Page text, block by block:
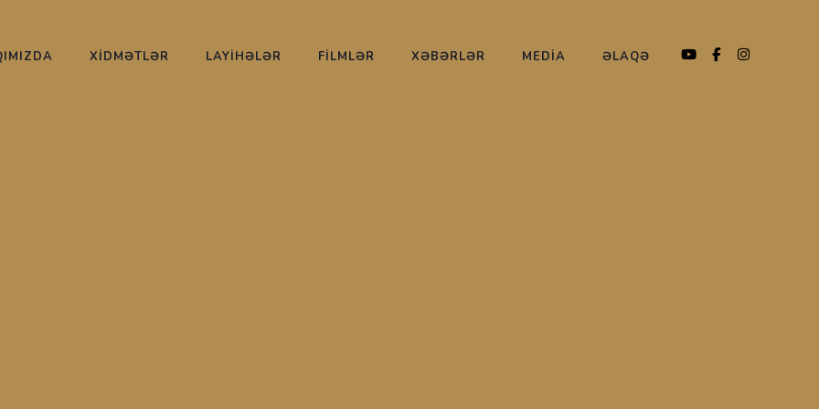
XİDMƏTLƏR LAYİHƏLƏR FİLMLƏR XƏBƏRLƏR MEDİA ƏLAQƏ